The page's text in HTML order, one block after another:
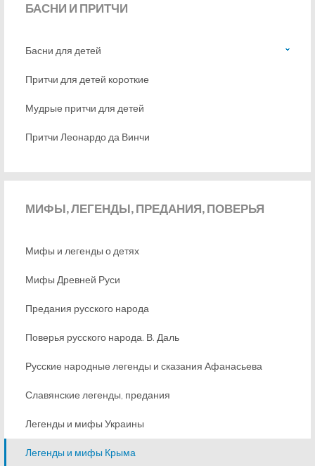
БАСНИ И ПРИТЧИ
Басни для детей
Притчи для детей короткие
Мудрые притчи для детей
Притчи Леонардо да Винчи
МИФЫ,ЛЕГЕНДЫ, ПРЕДАНИЯ, ПОВЕРЬЯ
Мифы и легенды о детях
Мифы Древней Руси
Предания русского народа
Поверья русского народа. В. Даль
Русские народные легенды и сказания Афанасьева
Славянские легенды, предания
Легенды и мифы Украины
Легенды и мифы Крыма